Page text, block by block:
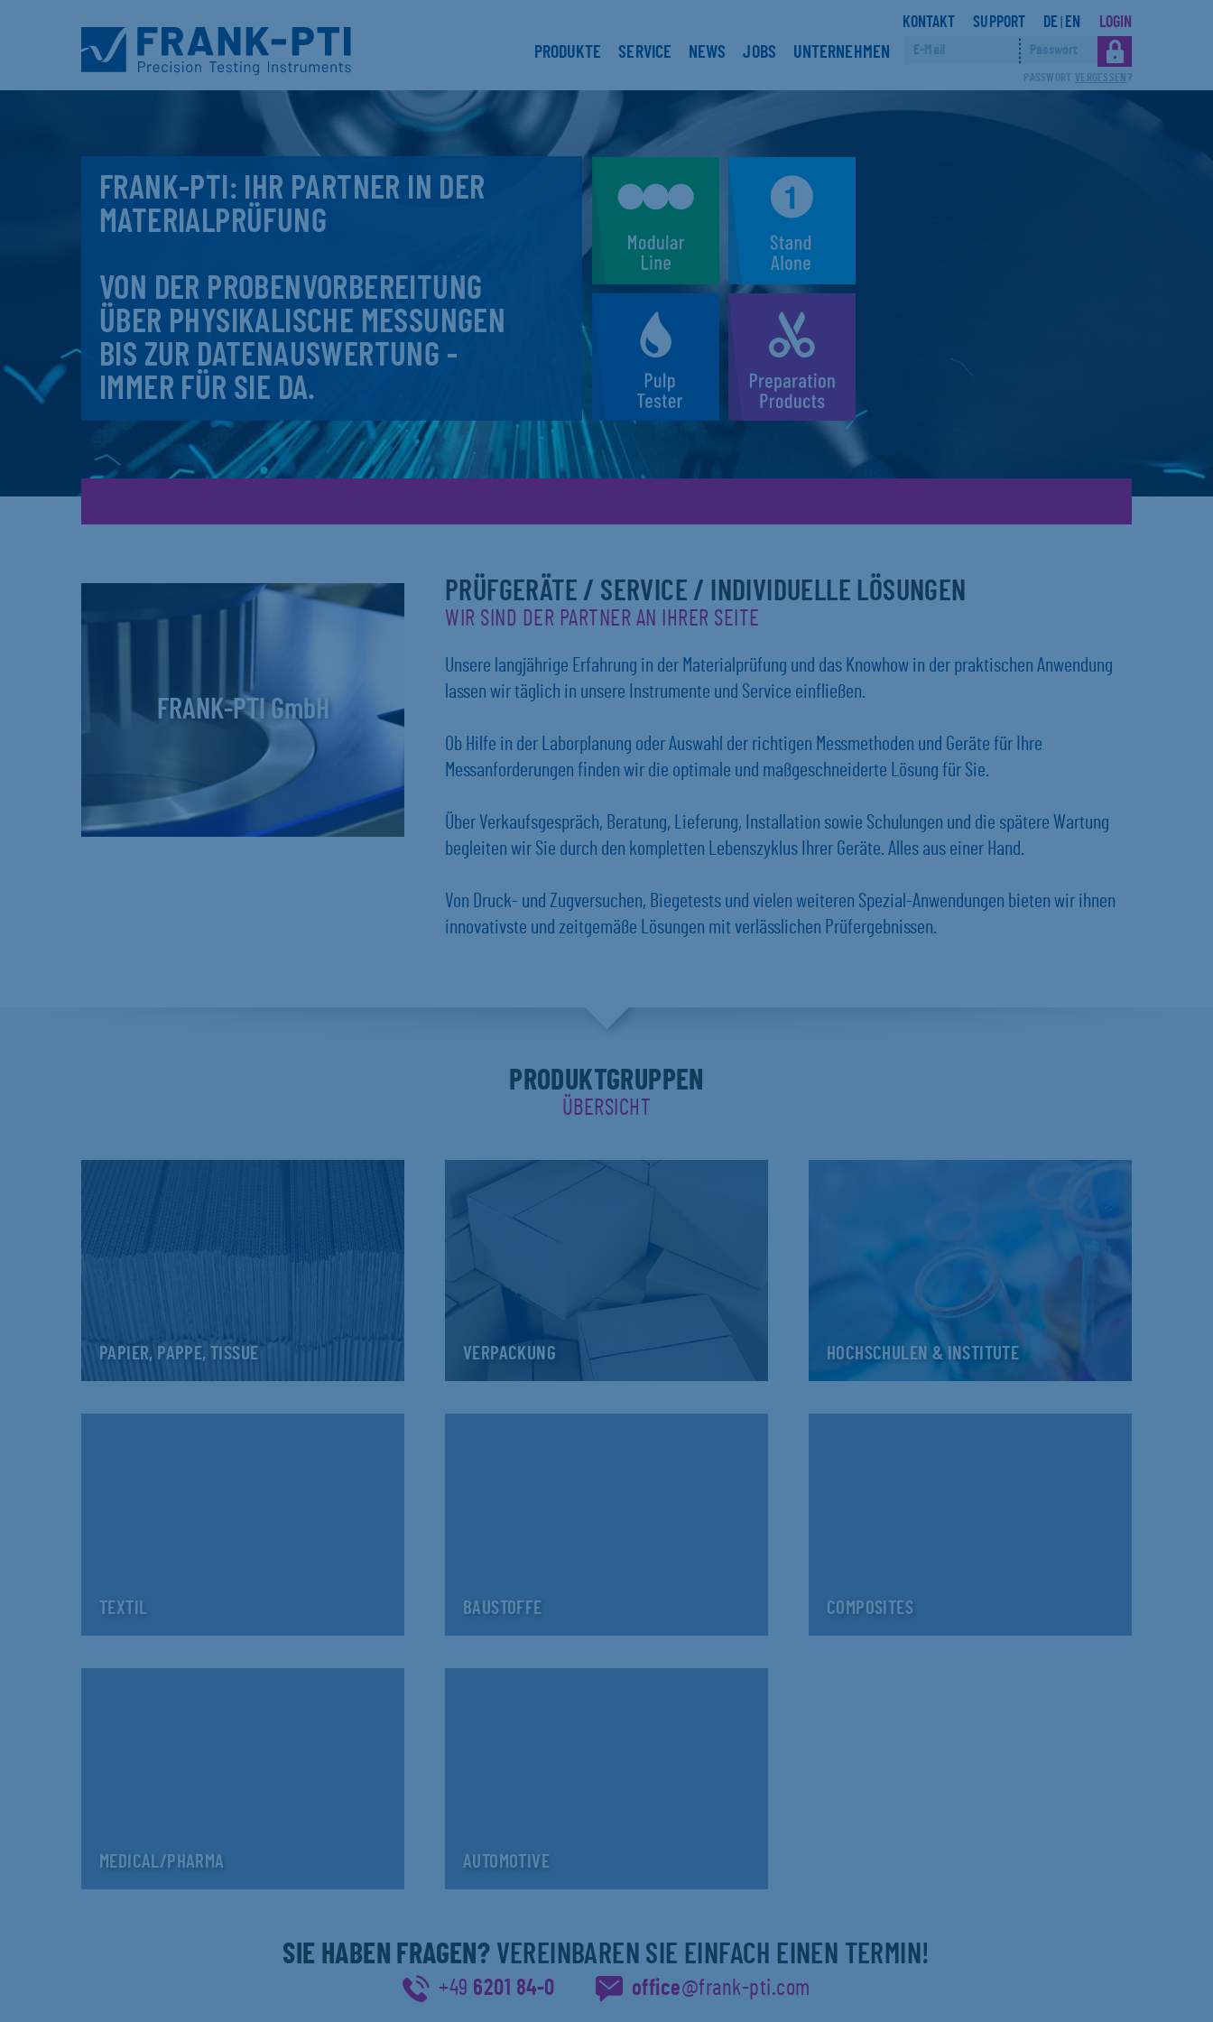
PRODUKTE SERVICE NEWS JOBS UNTERNEHMEN
PASSWORT VERGESSEN ?
KONTAKT SUPPORT DE EN LOGIN
FRANK-PTI: IHR PARTNER IN DER
MATERIALPRÜFUNG
VON DER PROBENVORBEREITUNG
ÜBER PHYSIKALISCHE MESSUNGEN
BIS ZUR DATENAUSWERTUNG -
IMMER FÜR SIE DA.
FRANK-PTI GmbH
PRÜFGERÄTE / SERVICE / INDIVIDUELLE LÖSUNGEN
WIR SIND DER PARTNER AN IHRER SEITE
Unsere langjährige Erfahrung in der Materialprüfung und das Knowhow in der praktischen Anwendung
lassen wir täglich in unsere Instrumente und Service einfließen.
Ob Hilfe in der Laborplanung oder Auswahl der richtigen Messmethoden und Geräte für Ihre
Messanforderungen finden wir die optimale und maßgeschneiderte Lösung für Sie.
Über Verkaufsgespräch, Beratung, Lieferung, Installation sowie Schulungen und die spätere Wartung
begleiten wir Sie durch den kompletten Lebenszyklus Ihrer Geräte. Alles aus einer Hand.
Von Druck- und Zugversuchen, Biegetests und vielen weiteren Spezial-Anwendungen bieten wir ihnen
innovativste und zeitgemäße Lösungen mit verlässlichen Prüfergebnissen.
PRODUKTGRUPPEN
ÜBERSICHT
PAPIER, PAPPE, TISSUE VERPACKUNG HOCHSCHULEN & INSTITUTE
TEXTIL BAUSTOFFE COMPOSITES
MEDICAL/PHARMA AUTOMOTIVE
SIE HABEN FRAGEN? VEREINBAREN SIE EINFACH EINEN TERMIN!
+49 6201 84-0 office@frank-pti.com